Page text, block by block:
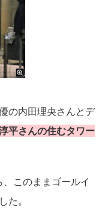
の内田理央さんとデ
平さんの住むタワー
、このままゴールイ
た。